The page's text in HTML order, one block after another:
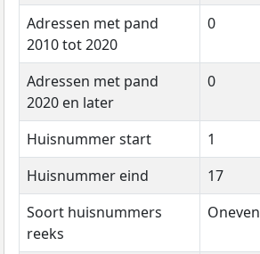
Adressen met pand
2010 tot 2020
0
Adressen met pand
2020 en later
0
Huisnummer start 1
Huisnummer eind
17
Soort huisnummers
reeks
Oneven